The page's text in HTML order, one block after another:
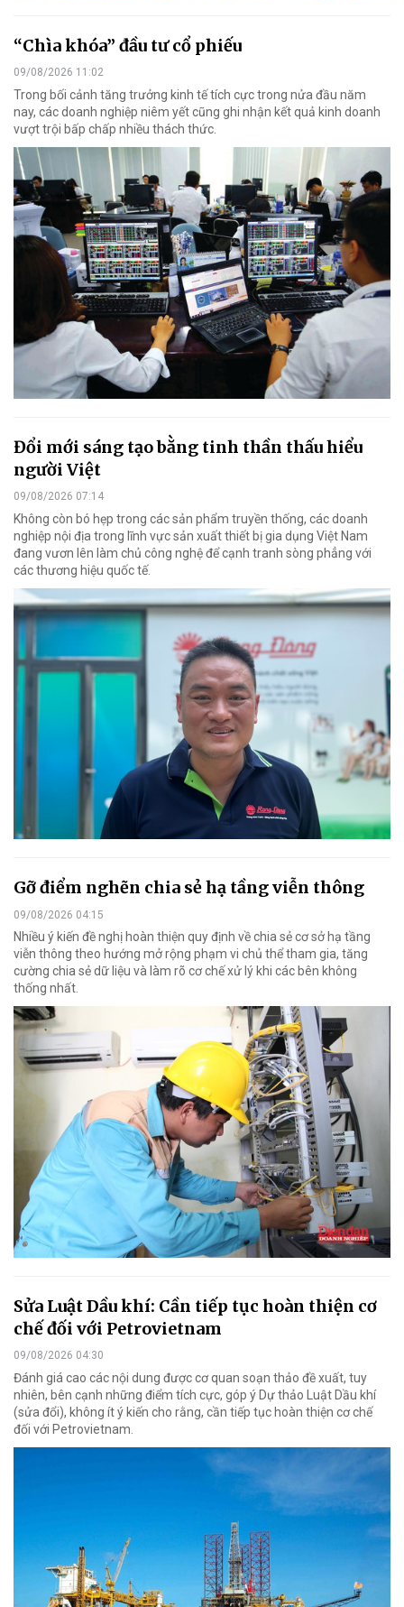
“Chìa khóa” đầu tư cổ phiếu
09/08/2026 11:02
Trong bối cảnh tăng trưởng kinh tế tích cực trong nửa đầu năm
nay, các doanh nghiệp niêm yết cũng ghi nhận kết quả kinh doanh
vượt trội bấp chấp nhiều thách thức.
Đổi mới sáng tạo bằng tinh thần thấu hiểu
người Việt
09/08/2026 07:14
Không còn bó hẹp trong các sản phẩm truyền thống, các doanh
nghiệp nội địa trong lĩnh vực sản xuất thiết bị gia dụng Việt Nam
đang vươn lên làm chủ công nghệ để cạnh tranh sòng phẳng với
các thương hiệu quốc tế.
Gỡ điểm nghẽn chia sẻ hạ tầng viễn thông
09/08/2026 04:15
Nhiều ý kiến đề nghị hoàn thiện quy định về chia sẻ cơ sở hạ tầng
viễn thông theo hướng mở rộng phạm vi chủ thể tham gia, tăng
cường chia sẻ dữ liệu và làm rõ cơ chế xử lý khi các bên không
thống nhất.
Sửa Luật Dầu khí: Cần tiếp tục hoàn thiện cơ
chế đối với Petrovietnam
09/08/2026 04:30
Đánh giá cao các nội dung được cơ quan soạn thảo đề xuất, tuy
nhiên, bên cạnh những điểm tích cực, góp ý Dự thảo Luật Dầu khí
(sửa đổi), không ít ý kiến cho rằng, cần tiếp tục hoàn thiện cơ chế
đối với Petrovietnam.